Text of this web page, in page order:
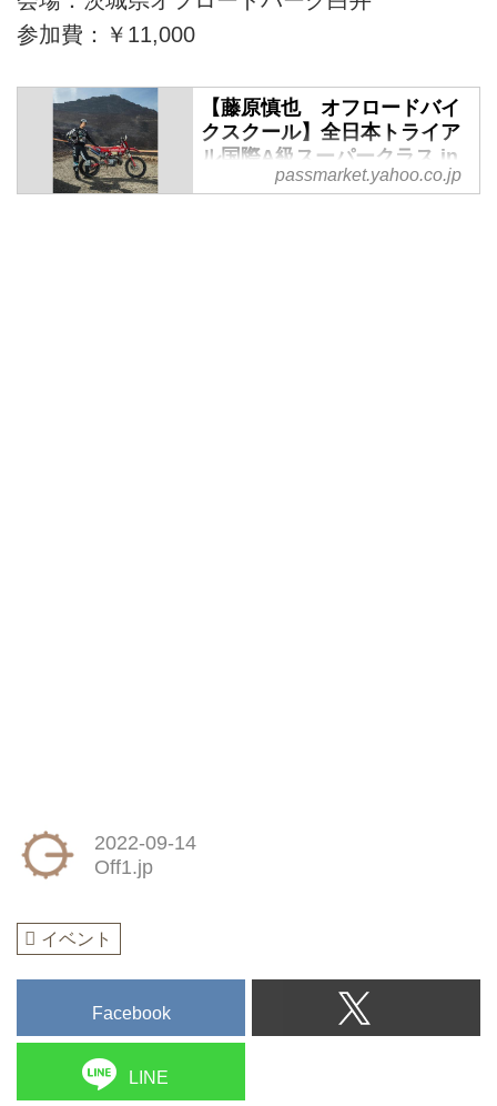
参加費：￥11,000
【藤原慎也 オフロードバイ
クスクール】全日本トライア
ル国際A級スーパークラス in
茨城 - パスマーケット
passmarket.yahoo.co.jp
2022-09-14
Off1.jp
イベント
Facebook
LINE